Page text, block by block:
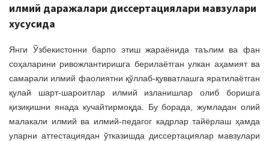
g
a
t
i
o
n
илмий даражалари диссертациялари мавзулари
хусусида
Янги Ўзбекистонни барпо этиш жараёнида таълим ва фан
соҳаларини ривожлантиришга берилаётган улкан аҳамият ва
самарали илмий фаолиятни қўллаб-қувватлашга яратилаётган
қулай шарт-шароитлар илмий изланишлар олиб боришга
қизиқишни янада кучайтирмоқда. Бу борада, жумладан олий
малакали илмий ва илмий-педагог кадрлар тайёрлаш ҳамда
уларни аттестациядан ўтказишда диссертациялар мавзулари